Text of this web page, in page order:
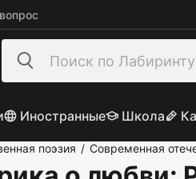
Иностранные Школа
поэзия / Современная